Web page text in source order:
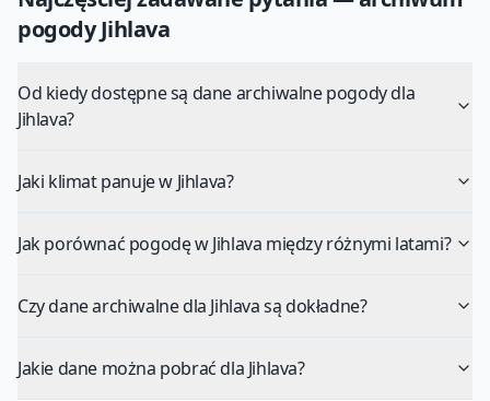
pogodyJihlava
Od kiedy dostępne są dane archiwalne pogody dla
Jihlava?
Jaki klimat panuje w Jihlava?
Jak porównać pogodę w Jihlava między różnymi latami?
Czy dane archiwalne dla Jihlava są dokładne?
Jakie dane można pobrać dla Jihlava?